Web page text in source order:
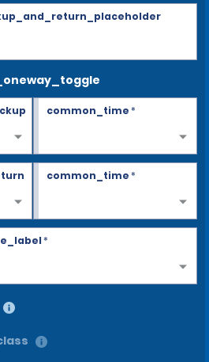
common_time*
common_time*
*